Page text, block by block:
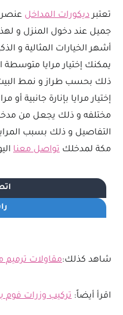
تعتبرديكورات المداخل
جميل عند دخول المنزل و
أشهر الخيارات المثالية و
يمكنك إختيار مرايا
ذلك بحسب طراز و نمط
إختيار مرايا بإنارة جانبية أو
مختلفه و ذلك يجعل من
التفاصيل و ذلك بسبب
مكة لمدخلك تواصل معنا
شاهد كذلك:مقاولات ترميم
اقرأ أيضاً: تركيب وزرات فوم